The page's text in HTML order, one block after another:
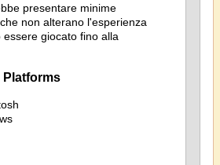
presentare minime
non alterano l'esperienza
essere giocato fino alla